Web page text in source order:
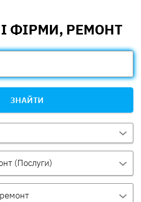
ФІРМИ, РЕМОНТ
ЗНАЙТИ
(Послуги)